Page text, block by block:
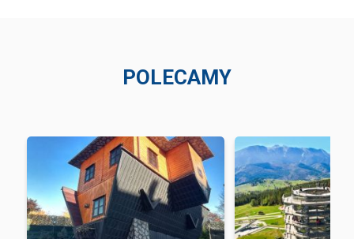
POLECAMY